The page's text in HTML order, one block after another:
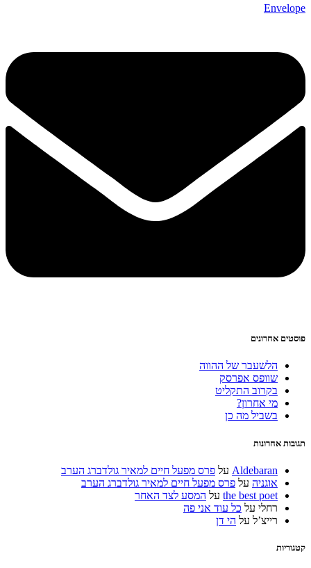
Envelope
פוסטים אחרונים
הלשעבר של ההווה
שוופס אפרסק
בקרוב התקליט
מי אחרון?
בשביל מה כן
תגובות אחרונות
Aldebaran על פרס מפעל חיים למאיר גולדברג הערב
אוגניה על פרס מפעל חיים למאיר גולדברג הערב
the best poet על המסע לצד האחר
רחלי על כל עוד אני פה
רייצ’ל על הי דן
קטגוריות